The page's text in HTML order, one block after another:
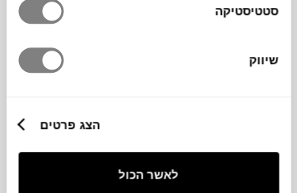
סטטיסטיקה
שיווק
הצג פרטים
לאשר הכול
לוכדת את האור מהסביבה, ויוצרת השתקפויות
שטוחים וקווים מעוגלים. העיצוב מזמין מגע,
תוך איזון בין משקל המראה וחוזקה לבין הברק